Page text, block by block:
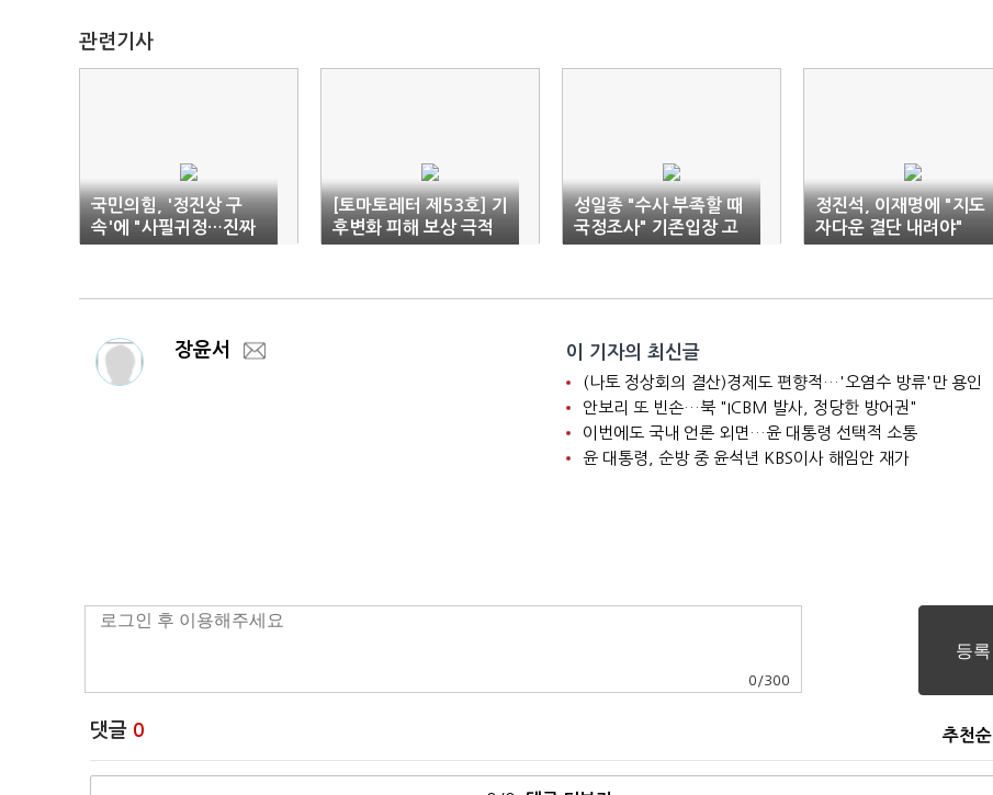
관련기사
국민의힘, '정진상 구
속'에 "사필귀정…진짜
몸통도 드러날 것"
[토마토레터 제53호] 기
후변화 피해 보상 극적
타결, COP27이 역사적
성일종 "수사 부족할 때
국정조사" 기존입장 고
수
정진석, 이재명에 "지도
자다운 결단 내려야"
장윤서 이 기자의 최신글
(나토 정상회의 결산)경제도 편향적…'오염수 방류'만 용인
안보리 또 빈손…북 "ICBM 발사, 정당한 방어권"
이번에도 국내 언론 외면…윤 대통령 선택적 소통
윤 대통령, 순방 중 윤석년 KBS이사 해임안 재가
0 /300
댓글 0 추천순